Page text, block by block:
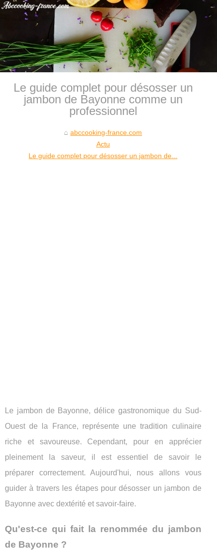
Le guide complet pour désosser un
jambon de Bayonne comme un
professionnel
abccooking-france.com
Actu
Le guide complet pour désosser un jambon de...
Le jambon de Bayonne, délice gastronomique du Sud-
Ouest de la France, représente une tradition culinaire
riche et savoureuse. Cependant, pour en apprécier
pleinement la saveur, il est essentiel de savoir le
préparer correctement. Aujourd'hui, nous allons vous
guider à travers les étapes pour désosser un jambon de
Bayonne avec dextérité et savoir-faire.
Qu'est-ce qui fait la renommée du jambon
de Bayonne ?